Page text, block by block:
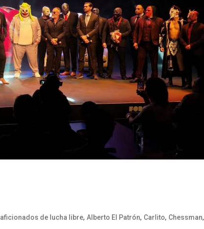
aficionados de lucha libre, Alberto El Patrón, Carlito, Chessman,